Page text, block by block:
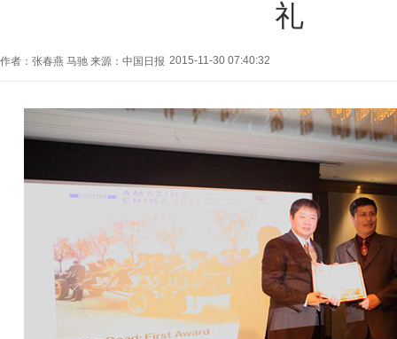
礼
作者：张春燕 马驰 来源：中国日报 2015-11-30 07:40:32